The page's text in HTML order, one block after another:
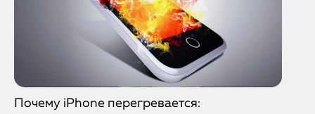
Почему iPhone перегревается: